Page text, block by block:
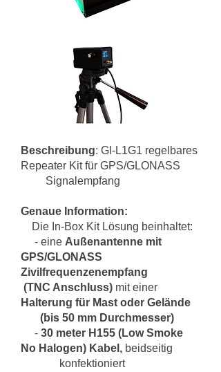
Beschreibung: GI-L1G1 regelbares
Repeater Kit für GPS/GLONASS
Signalempfang
Genaue Information:
Die In-Box Kit Lösung beinhaltet:
- eine Außenantenne mit
GPS/GLONASS
Zivilfrequenzenempfang
(TNC Anschluss) mit einer
Halterung für Mast oder Gelände
(bis 50 mm Durchmesser)
- 30 meter H155 (Low Smoke
No Halogen) Kabel, beidseitig
konfektioniert